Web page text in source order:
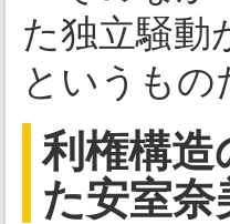
た独立騒動
というもの
利権構
た安室奈